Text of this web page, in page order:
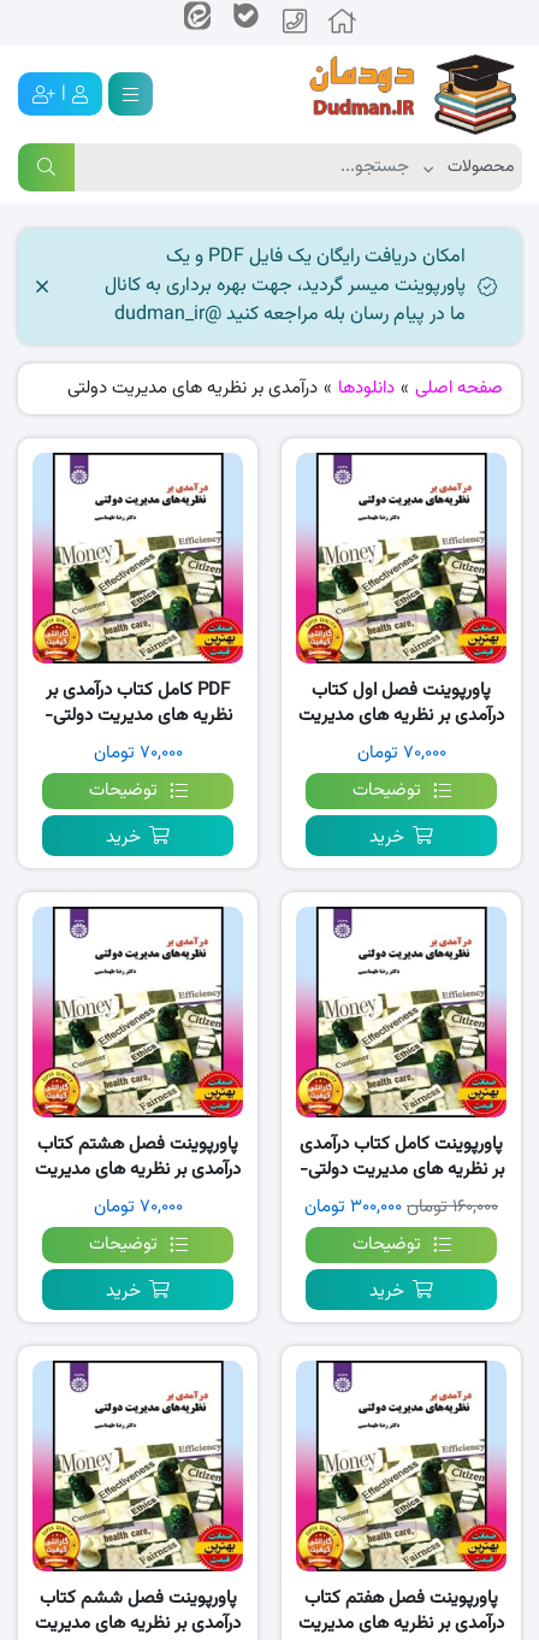
|
امکان دریافت رایگان یک فایل PDF و یک
پاورپوینت میسر گردید، جهت بهره برداری به کانال
ما در پیام رسان بله مراجعه کنید @dudman_ir
صفحه اصلی » دانلودها » درآمدی بر نظریه های مدیریت دولتی
پاورپوینت فصل اول کتاب
درآمدی بر نظریه های مدیریت
دولتی-طهماسبی
۷۰,۰۰۰ تومان
توضیحات
خرید
PDF کامل کتاب درآمدی بر
نظریه های مدیریت دولتی-
طهماسبی۷۰,۰۰۰ تومان
توضیحات
خرید
پاورپوینت کامل کتاب درآمدی
بر نظریه های مدیریت دولتی-
طهماسبی
۱۶۰,۰۰۰ تومان
۳۰۰,۰۰۰ تومان
توضیحات
خرید
پاورپوینت فصل هشتم کتاب
درآمدی بر نظریه های مدیریت
دولتی- طهماسبی
۷۰,۰۰۰ تومان
توضیحات
خرید
پاورپوینت فصل هفتم کتاب
درآمدی بر نظریه های مدیریت
پاورپوینت فصل ششم کتاب
درآمدی بر نظریه های مدیریت